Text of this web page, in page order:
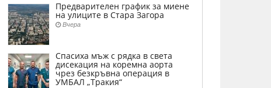
Предварителен график за миене
на улиците в Стара Загора
Вчера
Спасиха мъж с рядка в света
дисекация на коремна аорта
чрез безкръвна операция в
УМБАЛ „Тракия“